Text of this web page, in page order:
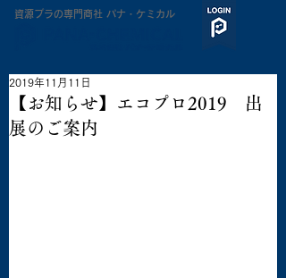
​資源プラの専門商社 パナ・ケミカル
【お知らせ】エコプロ2019 出
展のご案内
2019年11月11日